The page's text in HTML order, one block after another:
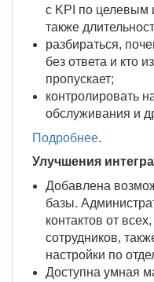
с KPI по целевым
также
разбираться,
без ответа и кто
пропускает;
контролировать
обслуживания и
Подробнее.
Улучшения
Добавлена
базы.
контактов от
сотрудников,
настройки по
Доступна умная